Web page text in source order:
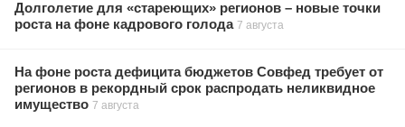
Долголетие для «стареющих» регионов – новые точки
роста на фоне кадрового голода 7 августа
На фоне роста дефицита бюджетов Совфед требует от
регионов в рекордный срок распродать неликвидное
имущество 7 августа